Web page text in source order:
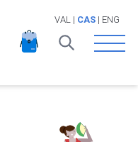
VAL | CAS| ENG
Open